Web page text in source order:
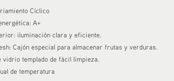
Cíclico
A+
iluminación clara y eficiente.
Cajón especial para almacenar frutas y verduras.
vidrio templado de fácil limpieza.
de temperatura